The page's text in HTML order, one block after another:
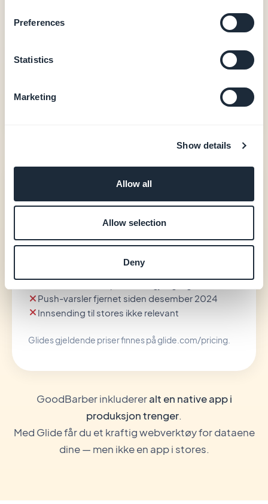
Preferences
Statistics
Marketing
Show details
Allow all
Allow selection
Deny
Native iOS- + Android-output (Swift + Kotlin)
Brukerautentisering, lojalitet, booking
—
Webgrensesnitt inkludert i basisabonnementet
Datakildetilkobling kreves (Google Sheets,
Push-varsler fjernet siden desember 2024
Innsending til stores ikke relevant
Glides gjeldende priser finnes på glide.com/pricing.
GoodBarber inkludereralt en native app i
produksjon trenger.
Med Glide får du et kraftig webverktøy for dataene
dine — men ikke en app i stores.